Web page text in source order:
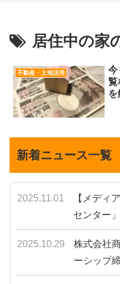
居住中の家
不動産・土地活用
今
覧
を
新着ニュース一覧
2025.11.01
【メディ
センター
2025.10.29
株式会社
ーシップ